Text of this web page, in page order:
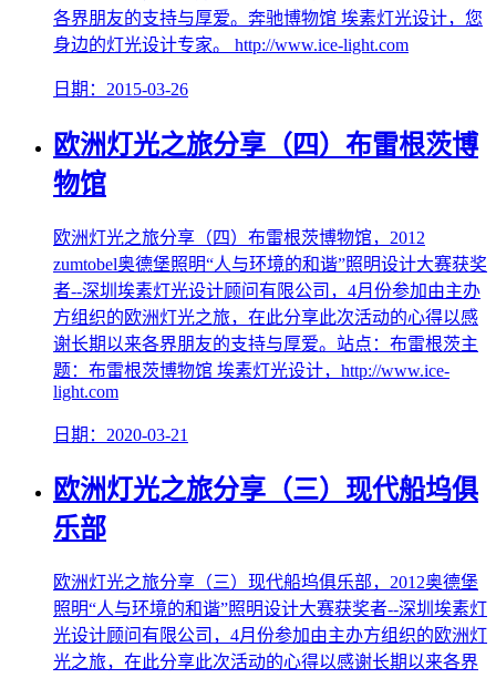
各界朋友的支持与厚爱。奔驰博物馆 埃素灯光设计，您
身边的灯光设计专家。 http://www.ice-light.com
日期：2015-03-26
欧洲灯光之旅分享（四）布雷根茨博
物馆
欧洲灯光之旅分享（四）布雷根茨博物馆，2012
zumtobel奥德堡照明“人与环境的和谐”照明设计大赛获奖
者--深圳埃素灯光设计顾问有限公司，4月份参加由主办
方组织的欧洲灯光之旅，在此分享此次活动的心得以感
谢长期以来各界朋友的支持与厚爱。站点：布雷根茨主
题：布雷根茨博物馆 埃素灯光设计，http://www.ice-
light.com
日期：2020-03-21
欧洲灯光之旅分享（三）现代船坞俱
乐部
欧洲灯光之旅分享（三）现代船坞俱乐部，2012奥德堡
照明“人与环境的和谐”照明设计大赛获奖者--深圳埃素灯
光设计顾问有限公司，4月份参加由主办方组织的欧洲灯
光之旅，在此分享此次活动的心得以感谢长期以来各界